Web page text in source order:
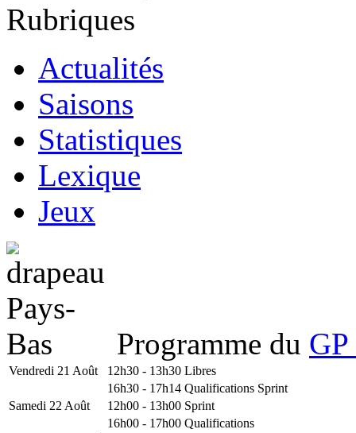
Rubriques
Actualités
Saisons
Statistiques
Lexique
Jeux
Programme du
Vendredi 21 Août 12h30 - 13h30 Libres
16h30 - 17h14 Qualifications Sprint
Samedi 22 Août
12h00 - 13h00 Sprint
16h00 - 17h00 Qualifications